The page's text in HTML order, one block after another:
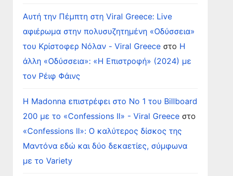
Αυτή την Πέμπτη στη Viral Greece: Live
αφιέρωμα στην πολυσυζητημένη «Οδύσσεια»
του Κρίστοφερ Νόλαν - Viral Greece στο Η
άλλη «Οδύσσεια»: «Η Επιστροφή» (2024) με
τον Ρέιφ Φάινς
Η Madonna επιστρέφει στο Νο 1 του Billboard
200 με το «Confessions II» - Viral Greece στο
«Confessions II»: Ο καλύτερος δίσκος της
Μαντόνα εδώ και δύο δεκαετίες, σύμφωνα
με το Variety